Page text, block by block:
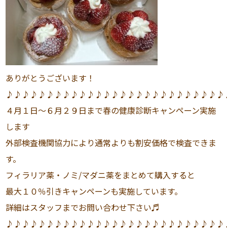
ありがとうございます！
４月１日〜６月２９日まで春の健康診断キャンペーン実施
します
外部検査機関協力により通常よりも割安価格で検査できま
す。
フィラリア薬・ノミ/マダニ薬をまとめて購入すると
最大１０％引きキャンペーンも実施しています。
詳細はスタッフまでお問い合わせ下さい♬